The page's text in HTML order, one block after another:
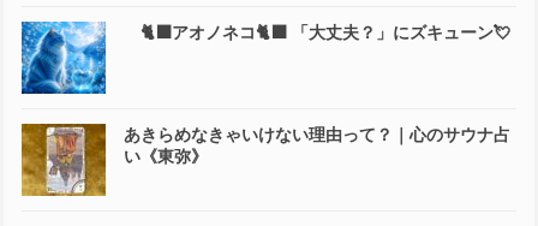
🐈‍⬛アオノネコ🐈‍⬛ 「大丈夫？」にズキューン💘
あきらめなきゃいけない理由って？｜心のサウナ占
い《東弥》